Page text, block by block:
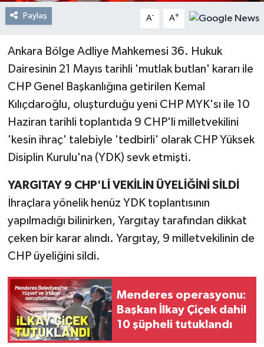
Paylaş A- A+
Ankara Bölge Adliye Mahkemesi 36. Hukuk
Dairesinin 21 Mayıs tarihli 'mutlak butlan' kararı ile
CHP Genel Başkanlığına getirilen Kemal
Kılıçdaroğlu, oluşturduğu yeni CHP MYK'sı ile 10
Haziran tarihli toplantıda 9 CHP'li milletvekilini
'kesin ihraç' talebiyle 'tedbirli' olarak CHP Yüksek
Disiplin Kurulu'na (YDK) sevk etmişti.
YARGITAY 9 CHP'Lİ VEKİLİN ÜYELİĞİNİ SİLDİ
İhraçlara yönelik henüz YDK toplantısının
yapılmadığı bilinirken, Yargıtay tarafından dikkat
çeken bir karar alındı. Yargıtay, 9 milletvekilinin de
CHP üyeliğini sildi.
Menderes operasyonu:
Başkan İlkay Çiçek dahil
10 şüpheli tutuklandı